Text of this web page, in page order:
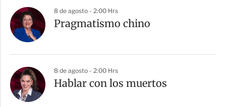
8 de agosto - 2:00 Hrs
Pragmatismo chino
8 de agosto - 2:00 Hrs
Hablar con los muertos